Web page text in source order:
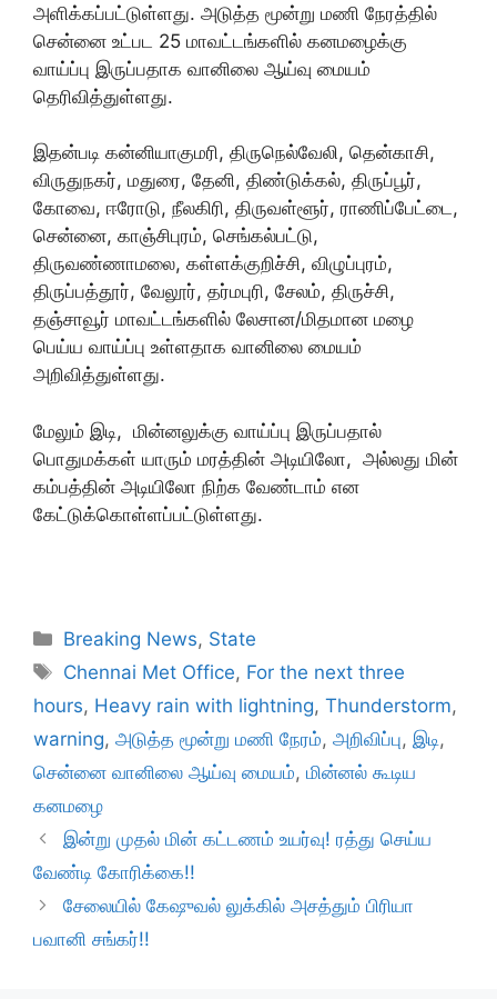
அளிக்கப்பட்டுள்ளது. அடுத்த மூன்று மணி நேரத்தில்
சென்னை உட்பட 25 மாவட்டங்களில் கனமழைக்கு
வாய்ப்பு இருப்பதாக வானிலை ஆய்வு மையம்
தெரிவித்துள்ளது.
இதன்படி கன்னியாகுமரி, திருநெல்வேலி, தென்காசி,
விருதுநகர், மதுரை, தேனி, திண்டுக்கல், திருப்பூர்,
கோவை, ஈரோடு, நீலகிரி, திருவள்ளூர், ராணிப்பேட்டை,
சென்னை, காஞ்சிபுரம், செங்கல்பட்டு,
திருவண்ணாமலை, கள்ளக்குறிச்சி, விழுப்புரம்,
திருப்பத்தூர், வேலூர், தர்மபுரி, சேலம், திருச்சி,
தஞ்சாவூர் மாவட்டங்களில் லேசான/மிதமான மழை
பெய்ய வாய்ப்பு உள்ளதாக வானிலை மையம்
அறிவித்துள்ளது.
மேலும் இடி, மின்னலுக்கு வாய்ப்பு இருப்பதால்
பொதுமக்கள் யாரும் மரத்தின் அடியிலோ, அல்லது மின்
கம்பத்தின் அடியிலோ நிற்க வேண்டாம் என
கேட்டுக்கொள்ளப்பட்டுள்ளது.
Categories
Breaking News, State
Tags
Chennai Met Office, For the next three
hours, Heavy rain with lightning, Thunderstorm,
warning, அடுத்த மூன்று மணி நேரம், அறிவிப்பு, இடி,
சென்னை வானிலை ஆய்வு மையம், மின்னல் கூடிய
கனமழை
இன்று முதல் மின் கட்டணம் உயர்வு! ரத்து செய்ய
வேண்டி கோரிக்கை!!
சேலையில் கேஷுவல் லுக்கில் அசத்தும் பிரியா
பவானி சங்கர்!!